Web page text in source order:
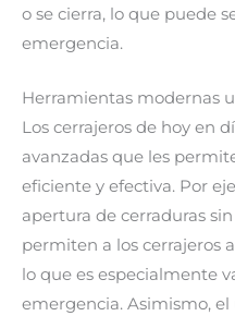
o se cierra, lo que puede
emergencia.
Herramientas modernas
Los cerrajeros de hoy en
avanzadas que les
eficiente y efectiva. Por
apertura de cerraduras
permiten a los cerrajeros
lo que es especialmente
emergencia. Asimismo,